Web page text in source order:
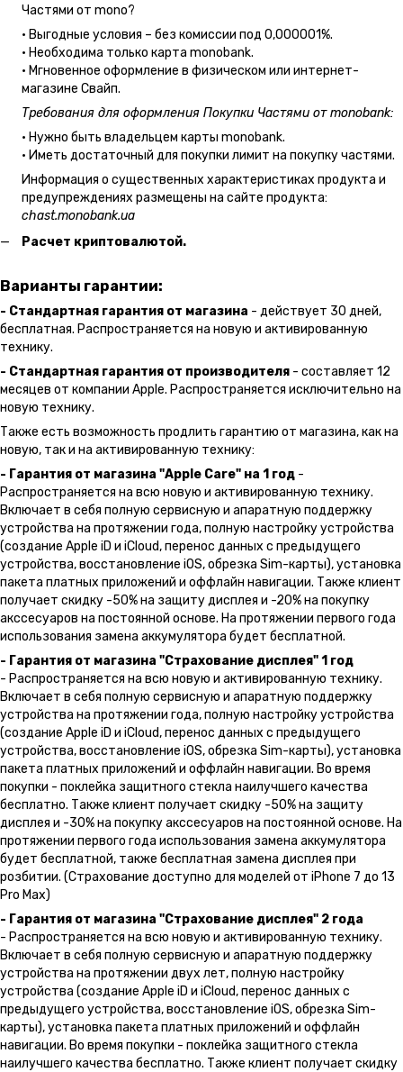
Частями от mono?
• Выгодные условия – без комиссии под 0,000001%.
• Необходима только карта monobank.
• Мгновенное оформление в физическом или интернет-
магазине Cвайп.
Требования для оформления Покупки Частями от monobank:
• Нужно быть владельцем карты monobank.
• Иметь достаточный для покупки лимит на покупку частями.
Информация о существенных характеристиках продукта и
предупреждениях размещены на сайте продукта:
chast.monobank.ua
Расчет криптовалютой.
Варианты гарантии:
- Стандартная гарантия от магазина - действует 30 дней,
бесплатная. Распространяется на новую и активированную
технику.
- Стандартная гарантия от производителя - составляет 12
месяцев от компании Apple. Распространяется исключительно на
новую технику.
Также есть возможность продлить гарантию от магазина, как на
новую, так и на активированную технику:
- Гарантия от магазина "Apple Care" на 1 год -
Распространяется на всю новую и активированную технику.
Включает в себя полную сервисную и апаратную поддержку
устройства на протяжении года, полную настройку устройства
(создание Apple iD и iCloud, перенос данных с предыдущего
устройства, восстановление iOS, обрезка Sim-карты), установка
пакета платных приложений и оффлайн навигации. Также клиент
получает скидку -50% на защиту дисплея и -20% на покупку
акссесуаров на постоянной основе. На протяжении первого года
использования замена аккумулятора будет бесплатной.
- Гарантия от магазина "Страхование дисплея" 1 год
- Распространяется на всю новую и активированную технику.
Включает в себя полную сервисную и апаратную поддержку
устройства на протяжении года, полную настройку устройства
(создание Apple iD и iCloud, перенос данных с предыдущего
устройства, восстановление iOS, обрезка Sim-карты), установка
пакета платных приложений и оффлайн навигации. Во время
покупки - поклейка защитного стекла наилучшего качества
бесплатно. Также клиент получает скидку -50% на защиту
дисплея и -30% на покупку акссесуаров на постоянной основе. На
протяжении первого года использования замена аккумулятора
будет бесплатной, также бесплатная замена дисплея при
розбитии. (Страхование доступно для моделей от iPhone 7 до 13
Pro Max)
- Гарантия от магазина "Страхование дисплея" 2 года
- Распространяется на всю новую и активированную технику.
Включает в себя полную сервисную и апаратную поддержку
устройства на протяжении двух лет, полную настройку
устройства (создание Apple iD и iCloud, перенос данных с
предыдущего устройства, восстановление iOS, обрезка Sim-
карты), установка пакета платных приложений и оффлайн
навигации. Во время покупки - поклейка защитного стекла
наилучшего качества бесплатно. Также клиент получает скидку